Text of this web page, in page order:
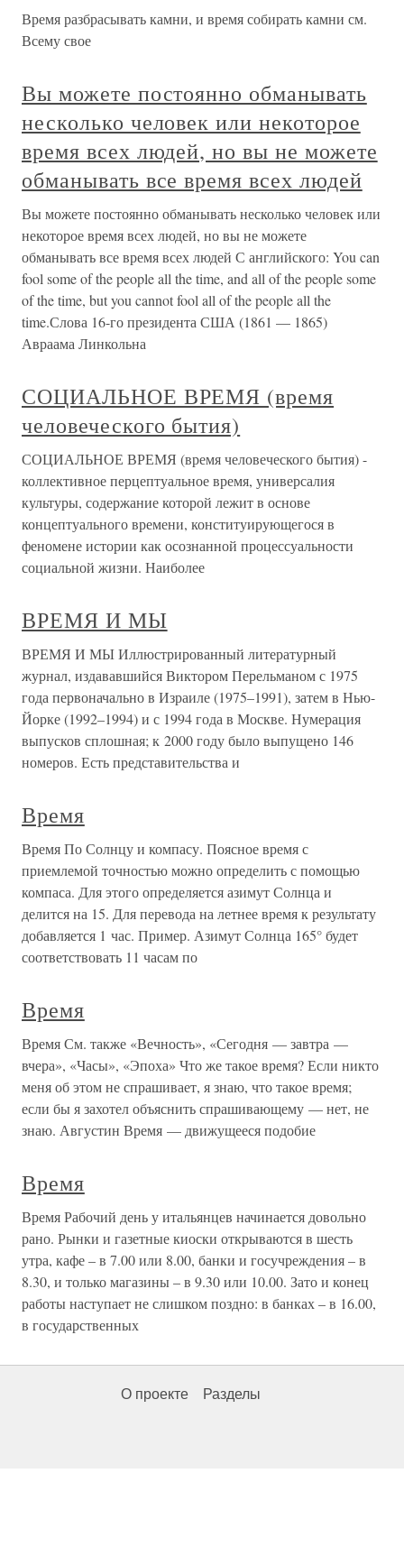
Время разбрасывать камни, и время собирать камни см.
Всему свое
Вы можете постоянно обманывать
несколько человек или некоторое
время всех людей, но вы не можете
обманывать все время всех людей
Вы можете постоянно обманывать несколько человек или
некоторое время всех людей, но вы не можете
обманывать все время всех людей С английского: You can
fool some of the people all the time, and all of the people some
of the time, but you cannot fool all of the people all the
time.Слова 16-го президента США (1861 — 1865)
Авраама Линкольна
СОЦИАЛЬНОЕ ВРЕМЯ (время
человеческого бытия)
СОЦИАЛЬНОЕ ВРЕМЯ (время человеческого бытия) -
коллективное перцептуальное время, универсалия
культуры, содержание которой лежит в основе
концептуального времени, конституирующегося в
феномене истории как осознанной процессуальности
социальной жизни. Наиболее
ВРЕМЯ И МЫ
ВРЕМЯ И МЫ Иллюстрированный литературный
журнал, издававшийся Виктором Перельманом с 1975
года первоначально в Израиле (1975–1991), затем в Нью-
Йорке (1992–1994) и с 1994 года в Москве. Нумерация
выпусков сплошная; к 2000 году было выпущено 146
номеров. Есть представительства и
Время
Время По Солнцу и компасу. Поясное время с
приемлемой точностью можно определить с помощью
компаса. Для этого определяется азимут Солнца и
делится на 15. Для перевода на летнее время к результату
добавляется 1 час. Пример. Азимут Солнца 165° будет
соответствовать 11 часам по
Время
Время См. также «Вечность», «Сегодня — завтра —
вчера», «Часы», «Эпоха» Что же такое время? Если никто
меня об этом не спрашивает, я знаю, что такое время;
если бы я захотел объяснить спрашивающему — нет, не
знаю. Августин Время — движущееся подобие
Время
Время Рабочий день у итальянцев начинается довольно
рано. Рынки и газетные киоски открываются в шесть
утра, кафе – в 7.00 или 8.00, банки и госучреждения – в
8.30, и только магазины – в 9.30 или 10.00. Зато и конец
работы наступает не слишком поздно: в банках – в 16.00,
в государственных
О проекте Разделы